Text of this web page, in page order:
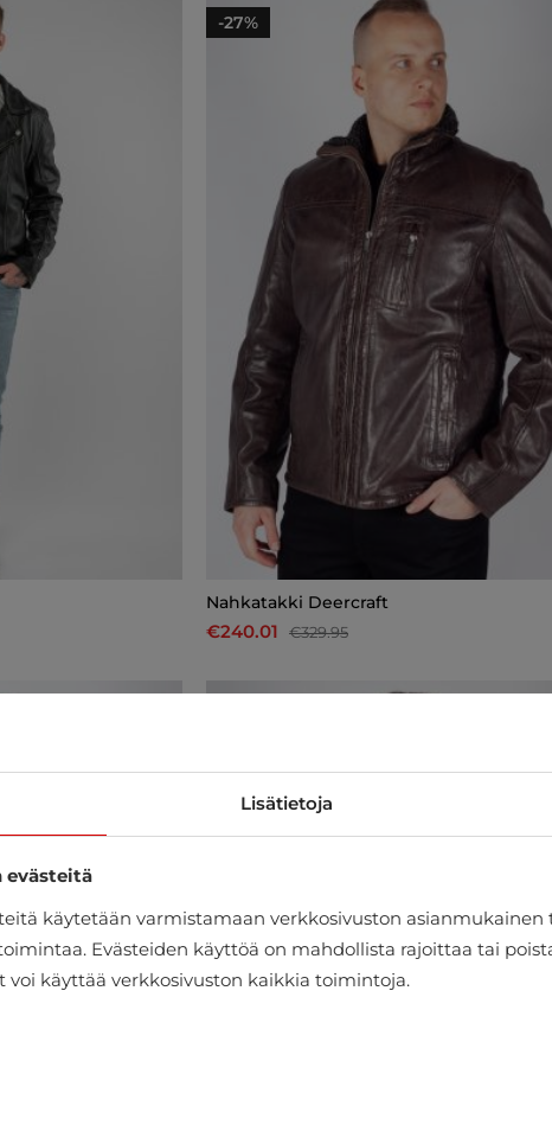
-27%
Nahkatakki Deercraft
€240.01
€329.95
Lisätietoja
evästeitä
käytetään varmistamaan verkkosivuston
Evästeiden käyttöä on mahdollista rajoittaa tai
käyttää verkkosivuston kaikkia toimintoja.